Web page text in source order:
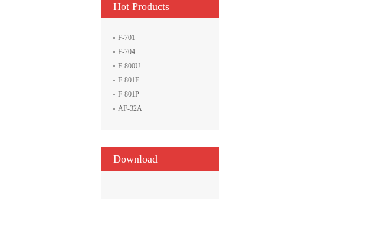
Hot Products
F-701
F-704
F-800U
F-801E
F-801P
AF-32A
Download